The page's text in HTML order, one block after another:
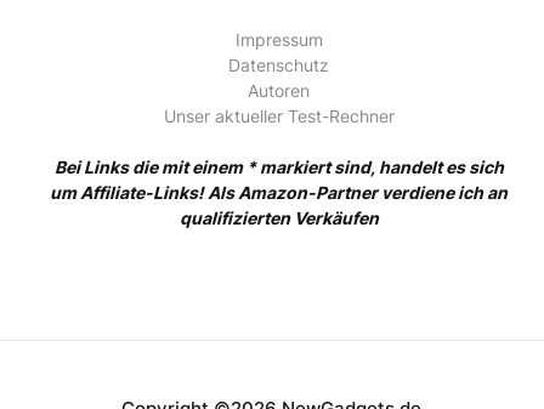
Impressum
Datenschutz
Autoren
Unser aktueller Test-Rechner
Bei Links die mit einem * markiert sind, handelt es sich
um Affiliate-Links! Als Amazon-Partner verdiene ich an
qualifizierten Verkäufen